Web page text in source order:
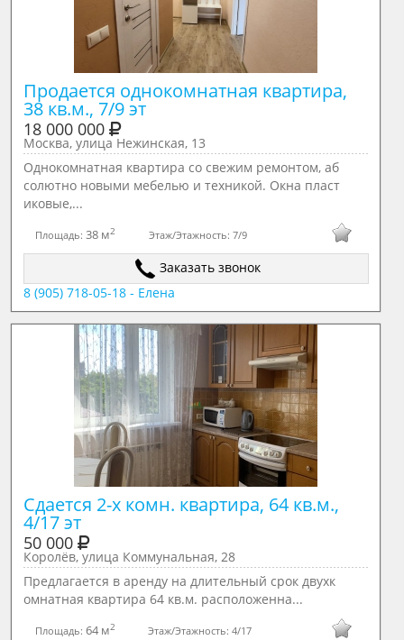
Продается однокомнатная квартира,
38 кв.м., 7/9 эт
18 000 000
Москва, улица Нежинская, 13
Однокомнатная квартира со свежим ремонтом, аб
солютно новыми мебелью и техникой. Окна пласт
иковые,...
Площадь:38 м2 Этаж/Этажность:7/9
Заказать звонок
8 (905) 718-05-18 - Елена
Сдается 2-х комн. квартира, 64 кв.м.,
4/17 эт
50 000
Королёв, улица Коммунальная, 28
Предлагается в аренду на длительный срок двухк
омнатная квартира 64 кв.м. расположенна...
Площадь: 64 м2 Этаж/Этажность: 4/17